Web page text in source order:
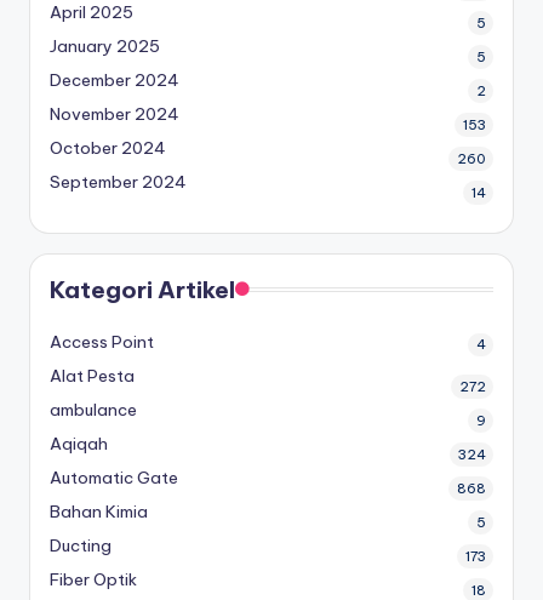
April 2025 5
January 2025 5
December 2024 2
November 2024 153
October 2024 260
September 2024 14
Kategori Artikel
Access Point 4
Alat Pesta 272
ambulance 9
Aqiqah 324
Automatic Gate 868
Bahan Kimia 5
Ducting 173
Fiber Optik 18